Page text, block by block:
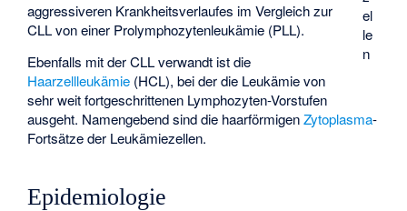
el
le
n
aggressiveren Krankheitsverlaufes im Vergleich zur
CLL von einer Prolymphozytenleukämie (PLL).
Ebenfalls mit der CLL verwandt ist die
Haarzellleukämie (HCL), bei der die Leukämie von
sehr weit fortgeschrittenen Lymphozyten-Vorstufen
ausgeht. Namengebend sind die haarförmigenZytoplasma-
Fortsätze der Leukämiezellen.
Epidemiologie